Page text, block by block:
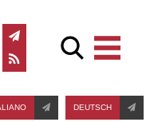
DEUTSCH